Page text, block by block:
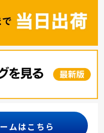
ムはこちら